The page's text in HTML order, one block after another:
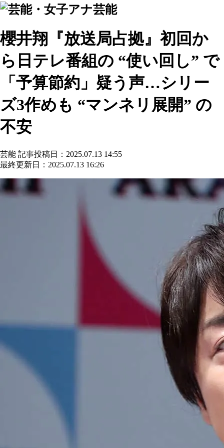
芸能
櫻井翔『放送局占拠』初回か
ら日テレ番組の “使い回し” で
「予算節約」疑う声…シリー
ズ3作めも “マンネリ展開” の
不安
芸能 記事投稿日：2025.07.13 14:55
最終更新日：2025.07.13 16:26